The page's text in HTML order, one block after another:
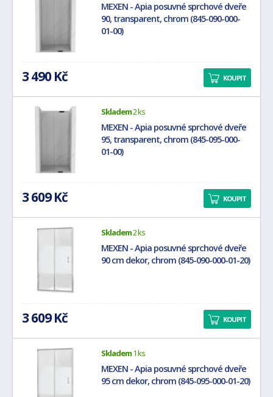
MEXEN - Apia posuvné sprchové dveře
90, transparent, chrom (845-090-000-
01-00)
3 490 Kč KOUPIT
Skladem2 ks
MEXEN - Apia posuvné sprchové dveře
95, transparent, chrom (845-095-000-
01-00)
3 609 Kč KOUPIT
Skladem2 ks
MEXEN - Apia posuvné sprchové dveře
90 cm dekor, chrom (845-090-000-01-20)
3 609 Kč KOUPIT
Skladem1 ks
MEXEN - Apia posuvné sprchové dveře
95 cm dekor, chrom (845-095-000-01-20)